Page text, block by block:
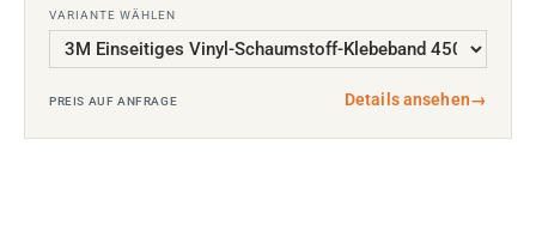
VARIANTE WÄHLEN
PREIS AUF ANFRAGE Details ansehen→